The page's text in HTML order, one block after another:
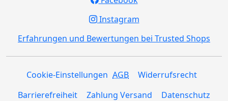
Instagram
Erfahrungen und Bewertungen bei Trusted Shops
Cookie-Einstellungen AGB
Widerrufsrecht
Barrierefreiheit
Zahlung Versand
Datenschutz